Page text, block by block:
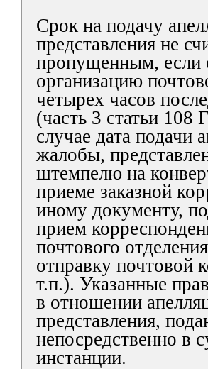
Срок на подачу
представления не
пропущенным, если
организацию
четырех часов
(часть 3 статьи
случае дата подачи
жалобы,
штемпелю на
приеме заказной
иному документу,
прием
почтового
отправку почтовой
т.п.). Указанные
в отношении
представления,
непосредственно в
инстанции.